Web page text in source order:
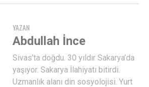
YAZAN
Abdullah İnce
Sivas’ta doğdu. 30 yıldır Sakarya’da
yaşıyor. Sakarya İlahiyatı bitirdi.
Uzmanlık alanı din sosyolojisi. Yurt